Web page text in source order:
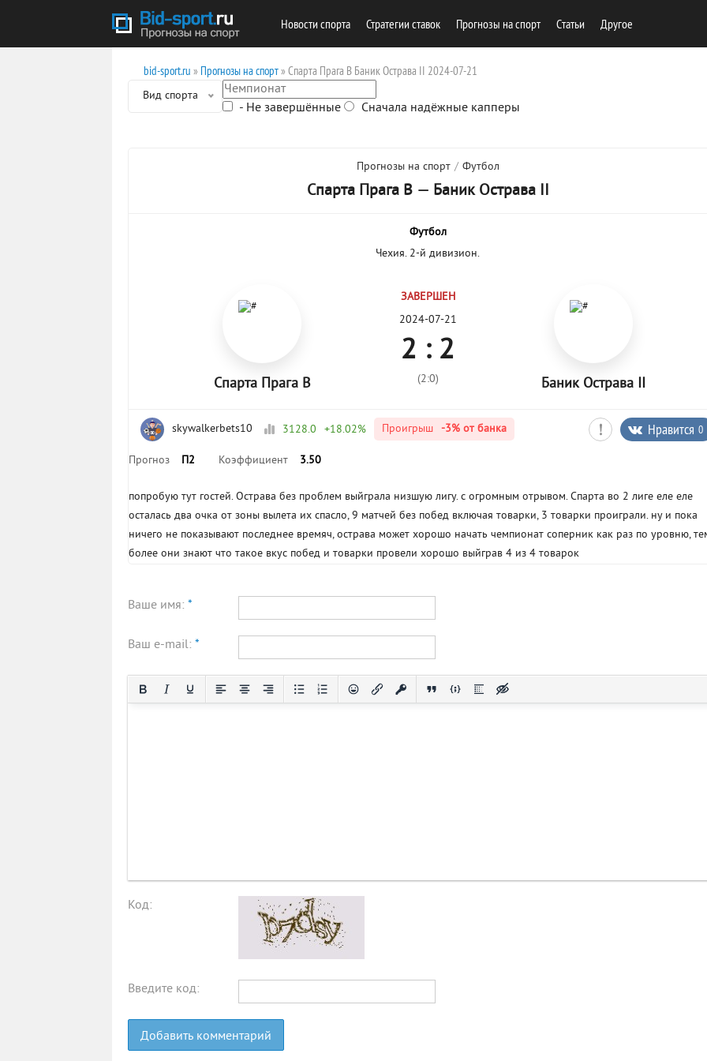
Новости спорта Стратегии ставок Прогнозы на спорт Cтатьи Другое
bid-sport.ru » Прогнозы на спорт» Спарта Прага В Баник Острава II 2024-07-21
Вид спорта
- Не завершённые Сначала надёжные капперы
Прогнозы на спорт / Футбол
Спарта Прага В — Баник Острава II
Футбол
Чехия. 2-й дивизион.
Спарта Прага В
ЗАВЕРШЕН
2024-07-21
2 : 2
(2:0) Баник Острава II
skywalkerbets10 3128.0 +18.02% Проигрыш -3%от банка Нравится 0
Прогноз П2 Коэффициент 3.50
попробую тут гостей. Острава без проблем выйграла низшую лигу. с огромным отрывом. Спарта во 2 лиге еле еле
осталась два очка от зоны вылета их спасло, 9 матчей без побед включая товарки, 3 товарки проиграли. ну и пока
ничего не показывают последнее времяч, острава может хорошо начать чемпионат соперник как раз по уровню,
более они знают что такое вкус побед и товарки провели хорошо выйграв 4 из 4 товарок
Ваше имя: *
Ваш e-mail: *
Код:
Введите код:
Добавить комментарий